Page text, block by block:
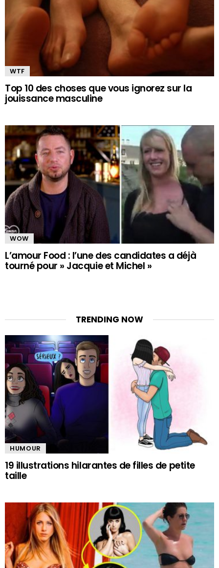
WTF
Top 10 des choses que vous ignorez sur la
jouissance masculine
WOW
L’amour Food : l’une des candidates a déjà
tourné pour » Jacquie et Michel »
TRENDING NOW
HUMOUR
19 illustrations hilarantes de filles de petite
taille